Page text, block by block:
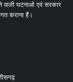
वाली घटनाओ एवं सरकार
कराना हैं।